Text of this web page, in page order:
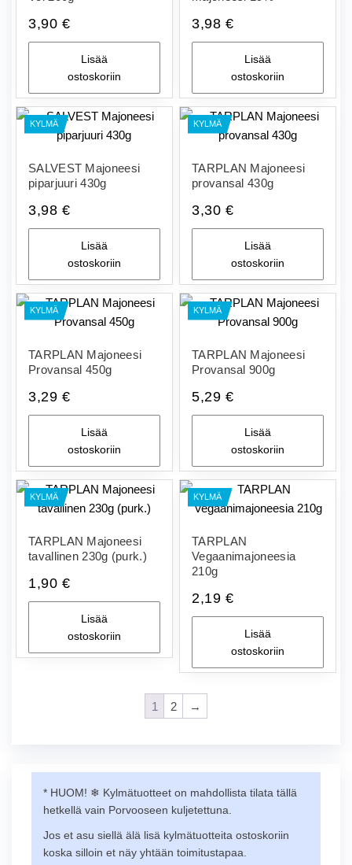
3,90 €
Lisää
ostoskoriin
3,98 €
Lisää
ostoskoriin
KYLMÄ
SALVEST Majoneesi
piparjuuri 430g
3,98 €
Lisää
ostoskoriin
KYLMÄ
TARPLAN Majoneesi
provansal 430g
3,30 €
Lisää
ostoskoriin
KYLMÄ
TARPLAN Majoneesi
Provansal 450g
3,29 €
Lisää
ostoskoriin
KYLMÄ
TARPLAN Majoneesi
Provansal 900g
5,29 €
Lisää
ostoskoriin
KYLMÄ
TARPLAN Majoneesi
tavallinen 230g (purk.)
1,90 €
Lisää
ostoskoriin
KYLMÄ
TARPLAN
Vegaanimajoneesia
210g
2,19 €
Lisää
ostoskoriin
1 2 →
* HUOM! ❄︎ Kylmätuotteet on mahdollista tilata tällä
hetkellä vain Porvooseen kuljetettuna.
Jos et asu siellä älä lisä kylmätuotteita ostoskoriin
koska silloin et näy yhtään toimitustapaa.